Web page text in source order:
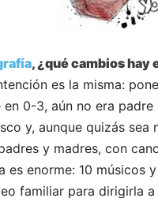
, ¿qué cambios hay
es la misma:
0-3, aún no era
y, aunque quizás
y madres, con
es enorme: 10 músicos
familiar para dirigirla